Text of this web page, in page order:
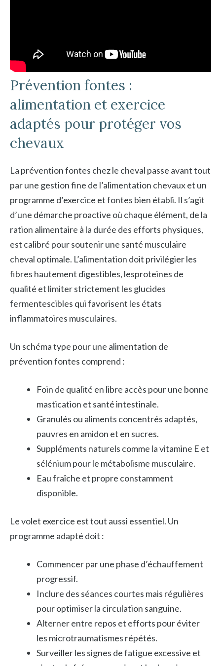
Prévention fontes :
alimentation et exercice
adaptés pour protéger vos
chevaux
La prévention fontes chez le cheval passe avant tout
par une gestion fine de l’alimentation chevaux et un
programme d’exercice et fontes bien établi. Il s’agit
d’une démarche proactive où chaque élément, de la
ration alimentaire à la durée des efforts physiques,
est calibré pour soutenir une santé musculaire
cheval optimale. L’alimentation doit privilégier les
fibres hautement digestibles, lesproteines de
qualité et limiter strictement les glucides
fermentescibles qui favorisent les états
inflammatoires musculaires.
Un schéma type pour une alimentation de
prévention fontes comprend :
Foin de qualité en libre accès pour une bonne
mastication et santé intestinale.
Granulés ou aliments concentrés adaptés,
pauvres en amidon et en sucres.
Suppléments naturels comme la vitamine E et
sélénium pour le métabolisme musculaire.
Eau fraîche et propre constamment
disponible.
Le volet exercice est tout aussi essentiel. Un
programme adapté doit :
Commencer par une phase d’échauffement
progressif.
Inclure des séances courtes mais régulières
pour optimiser la circulation sanguine.
Alterner entre repos et efforts pour éviter
les microtraumatismes répétés.
Surveiller les signes de fatigue excessive et